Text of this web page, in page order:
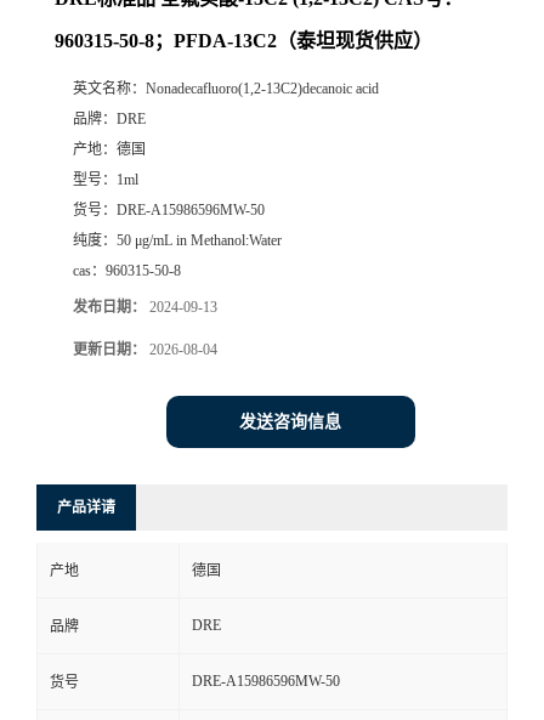
960315-50-8；PFDA-13C2（泰坦现货供应）
英文名称： Nonadecafluoro(1,2-13C2)decanoic acid
品牌： DRE
产地： 德国
型号： 1ml
货号： DRE-A15986596MW-50
纯度： 50 μg/mL in Methanol:Water
cas： 960315-50-8
发布日期： 2024-09-13
更新日期： 2026-08-04
发送咨询信息
产品详请
产地 德国
品牌 DRE
货号 DRE-A15986596MW-50